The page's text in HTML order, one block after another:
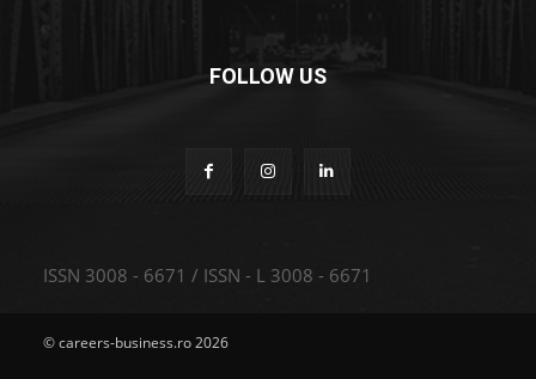
FOLLOW US
ISSN 3008 - 6671 / ISSN - L 3008 - 6671
© careers-business.ro 2026